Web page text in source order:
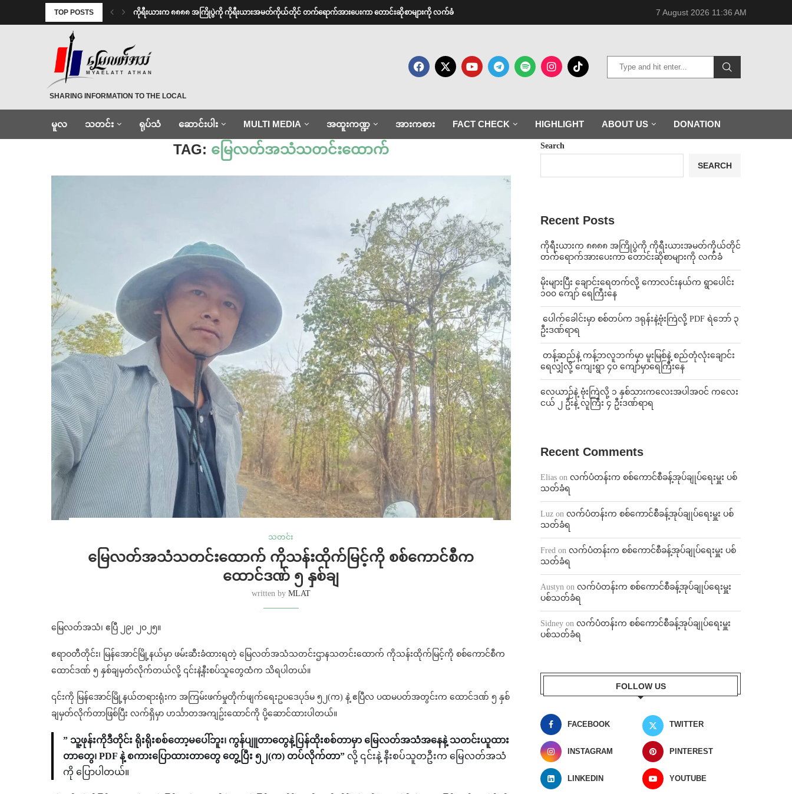
TOP POSTS ကိုရီးယားက ၈၈၈၈ အကြိုပွဲကို ကိုရီးယားအမတ်ကိုယ်တိုင် တက်ရောက်အားပေးကာ တောင်းဆိုစာများကို လက်ခံ 7 August 2026 11:36 AM
MYAELATT ATHAN
SHARING INFORMATION TO THE LOCAL
မူလ သတင်း ရုပ်သံ ဆောင်းပါး MULTI MEDIA အထူးကဏ္ဍ အားကစား FACT CHECK HIGHLIGHT ABOUT US DONATION
Home မြေလတ်အသံသတင်းထောက်
TAG: မြေလတ်အသံသတင်းထောက်
သတင်း
မြေလတ်အသံသတင်းထောက် ကိုသန်းထိုက်မြင့်ကို စစ်ကောင်စီက
ထောင်ဒဏ် ၅ နှစ်ချ
written by MLAT
မြေလတ်အသံ၊ ဧပြီ ၂၉၊ ၂၀၂၅။
ဧရာဝတီတိုင်း၊ မြန်အောင်မြို့နယ်မှာ ဖမ်းဆီးခံထားရတဲ့ မြေလတ်အသံသတင်းဌာနသတင်းထောက် ကိုသန်းထိုက်မြင့်ကို စစ်ကောင်စီက
ထောင်ဒဏ် ၅ နှစ်ချမှတ်လိုက်တယ်လို့ ၎င်းနဲ့နီးစပ်သူတွေထံက သိရပါတယ်။
၎င်းကို မြန်အောင်မြို့နယ်တရားရုံးက အကြမ်းဖက်မှုတိုက်ဖျက်ရေးဥပဒေပုဒ်မ ၅၂(က) နဲ့ ဧပြီလ ပထမပတ်အတွင်းက ထောင်ဒဏ် ၅ နှစ်
ချမှတ်လိုက်တာဖြစ်ပြီး လက်ရှိမှာ ဟင်္သာတအကျဥ်းထောင်ကို ပို့ဆောင်ထားပါတယ်။
” သူ့ဖုန်းကိုဒီတိုင်း ရိုးရိုးစစ်တော့မပေါ်ဘူး၊ ကွန်ပျူတာတွေနဲ့ပြန်ထိုးစစ်တာမှာ မြေလတ်အသံအနေနဲ့ သတင်းယူထား
တာတွေ၊ PDF နဲ့ စကားပြောထားတာတွေ တွေ့ပြီး ၅၂(က) တပ်လိုက်တာ” လို့ ၎င်းနဲ့ နီးစပ်သူတဦးက မြေလတ်အသံ
ကို ပြောပါတယ်။
Search
SEARCH
Recent Posts
ကိုရီးယားက ၈၈၈၈ အကြိုပွဲကို ကိုရီးယားအမတ်ကိုယ်တိုင်
တက်ရောက်အားပေးကာ တောင်းဆိုစာများကို လက်ခံ
⁨မိုးများပြီး ချောင်းရေတက်လို့ ကောလင်းနယ်က ရွာပေါင်း
၁၀၀ ကျော် ရေကြီးနေ
⁩ ⁨ပေါက်ခေါင်းမှာ စစ်တပ်က ဒရုန်းနဲ့ဗုံးကြဲလို့ PDF ရဲဘော် ၃
ဦးဒဏ်ရာရ
⁩ ⁨တန့်ဆည်နဲ့ ကန့်ဘလူဘက်မှာ မူးမြစ်နဲ့ စည်တုံလုံးချောင်း
ရေလျှံလို့ ကျေးရွာ ၄၀ ကျော်မှာရေကြီးနေ
⁨လေယာဉ်နဲ့ ဗုံးကြဲလို့ ၁ နှစ်သားကလေးအပါအဝင် ကလေး
ငယ် ၂ ဦးနဲ့ လူကြီး ၄ ဦးဒဏ်ရာရ
Recent Comments
Elias on လက်ပံတန်းက စစ်ကောင်စီခန့်အုပ်ချုပ်ရေးမှူး ပစ်
သတ်ခံရ
Luz on လက်ပံတန်းက စစ်ကောင်စီခန့်အုပ်ချုပ်ရေးမှူး ပစ်
သတ်ခံရ
Fred on လက်ပံတန်းက စစ်ကောင်စီခန့်အုပ်ချုပ်ရေးမှူး ပစ်
သတ်ခံရ
Austyn on လက်ပံတန်းက စစ်ကောင်စီခန့်အုပ်ချုပ်ရေးမှူး
ပစ်သတ်ခံရ
Sidney on လက်ပံတန်းက စစ်ကောင်စီခန့်အုပ်ချုပ်ရေးမှူး
ပစ်သတ်ခံရ
FOLLOW US
FACEBOOK TWITTER
INSTAGRAM PINTEREST
LINKEDIN YOUTUBE